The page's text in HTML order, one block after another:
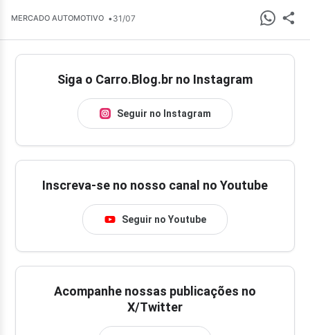
MERCADO AUTOMOTIVO •31/07
Siga o Carro.Blog.br no Instagram
Seguir no Instagram
Inscreva-se no nosso canal no Youtube
Seguir no Youtube
Acompanhe nossas publicações no
X/Twitter